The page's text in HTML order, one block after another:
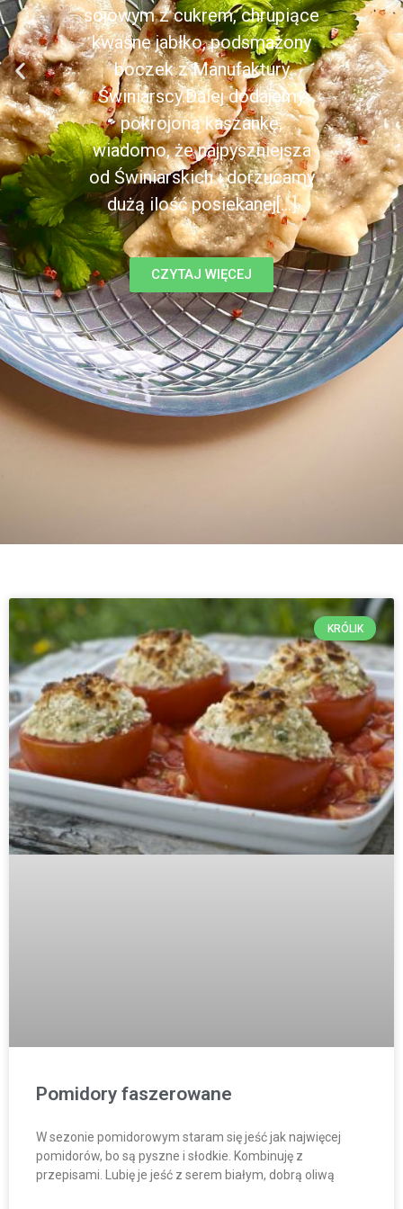
sojowym z cukrem, chrupiące
kwaśne jabłko, podsmażony
boczek z Manufaktury
Świniarscy.Dalej dodajemy
pokrojoną kaszankę,
wiadomo, że najpyszniejsza
od Świniarskich i dorzucamy
dużą ilość posiekanej[...]
CZYTAJ WIĘCEJ
KRÓLIK
Pomidory faszerowane
W sezonie pomidorowym staram się jeść jak najwięcej
pomidorów, bo są pyszne i słodkie. Kombinuję z
przepisami. Lubię je jeść z serem białym, dobrą oliwą